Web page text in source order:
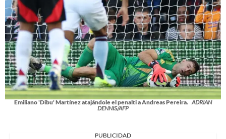
Emiliano 'Dibu' Martínez atajándole el penalti a Andreas Pereira. ADRIAN
DENNIS/AFP
PUBLICIDAD